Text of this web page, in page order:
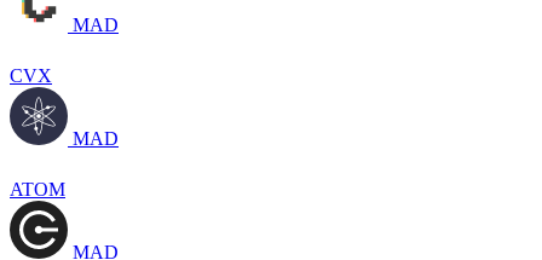
MAD
CVX
MAD
ATOM
MAD